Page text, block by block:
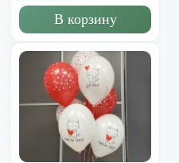
В корзину